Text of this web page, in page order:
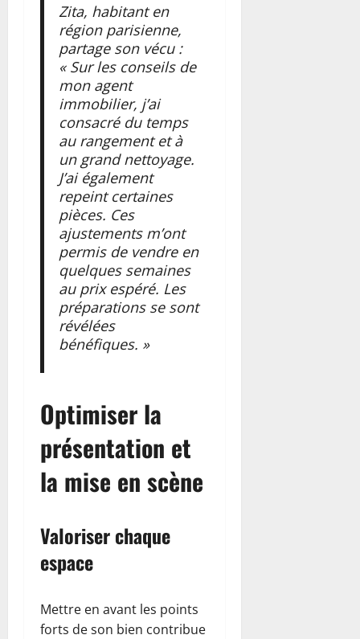
Zita, habitant en
région parisienne,
partage son vécu :
« Sur les conseils de
mon agent
immobilier, j’ai
consacré du temps
au rangement et à
un grand nettoyage.
J’ai également
repeint certaines
pièces. Ces
ajustements m’ont
permis de vendre en
quelques semaines
au prix espéré. Les
préparations se sont
révélées
bénéfiques. »
Optimiser la
présentation et
la mise en scène
Valoriser chaque
espace
Mettre en avant les points
forts de son bien contribue